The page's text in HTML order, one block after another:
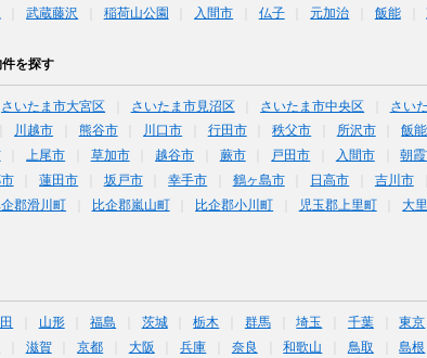
武蔵藤沢 稲荷山公園 入間市 仏子 元加治 飯能
を探す
さいたま市大宮区 さいたま市見沼区 さいたま市中央区 さい
川越市 熊谷市 川口市 行田市 秩父市 所沢市 飯
上尾市 草加市 越谷市 蕨市 戸田市 入間市 朝
蓮田市 坂戸市 幸手市 鶴ヶ島市 日高市 吉川市
企郡滑川町 比企郡嵐山町 比企郡小川町 児玉郡上里町 大
山形 福島 茨城 栃木 群馬 埼玉 千葉 東京
滋賀 京都 大阪 兵庫 奈良 和歌山 鳥取 島根